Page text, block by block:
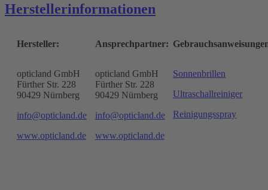
Herstellerinformationen
Hersteller:
opticland GmbH
Fürther Str. 228
90429 Nürnberg
info@opticland.de
www.opticland.de
Ansprechpartner:
opticland GmbH
Fürther Str. 228
90429 Nürnberg
info@opticland.de
www.opticland.de
Sonnenbrillen
Ultraschallreiniger
Reinigungsspray